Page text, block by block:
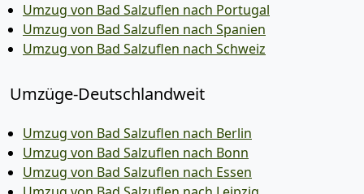
Umzug von Bad Salzuflen nach Portugal
Umzug von Bad Salzuflen nach Spanien
Umzug von Bad Salzuflen nach Schweiz
Umzüge-Deutschlandweit
Umzug von Bad Salzuflen nach Berlin
Umzug von Bad Salzuflen nach Bonn
Umzug von Bad Salzuflen nach Essen